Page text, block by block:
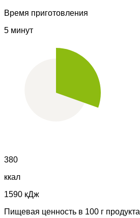
Время приготовления
5 минут
380
ккал
1590 кДж
Пищевая ценность в 100 г продукта